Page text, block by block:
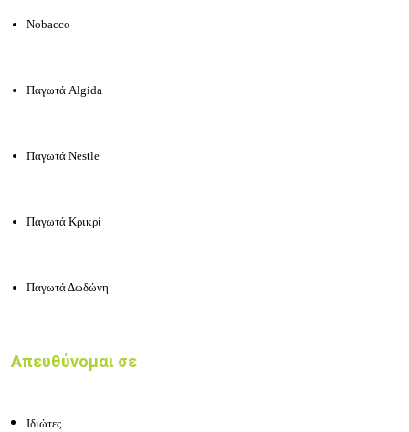
Nobacco
Παγωτά Algida
Παγωτά Nestle
Παγωτά Κρικρί
Παγωτά Δωδώνη
Απευθύνομαι σε
Ιδιώτες